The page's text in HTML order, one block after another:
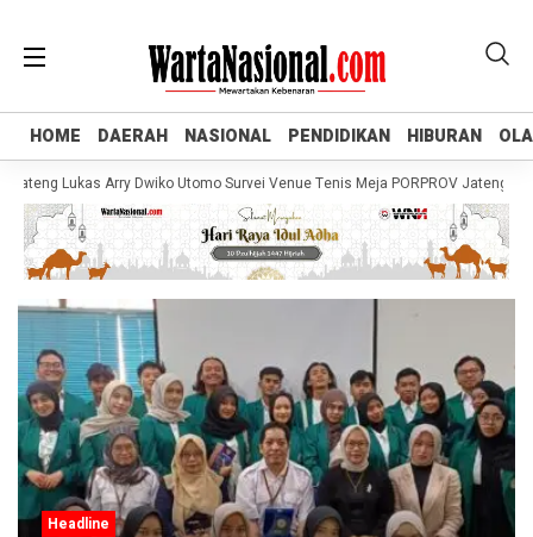
HOME DAERAH NASIONAL PENDIDIKAN HIBURAN
HOME DAERAH NASIONAL PENDIDIKAN HIBURAN
Lukas Arry Dwiko Utomo Survei Venue Tenis Meja PORPROV Jateng XVII
Headline